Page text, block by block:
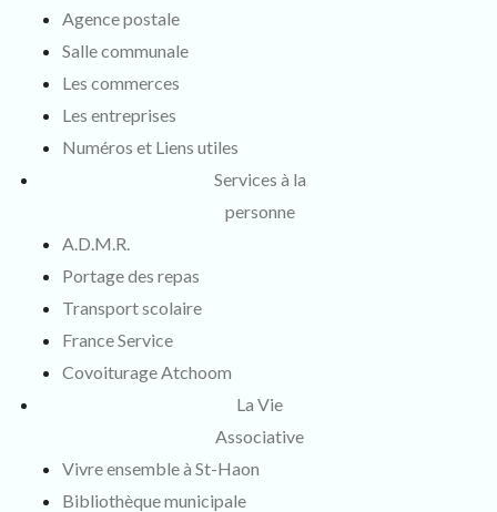
Agence postale
Salle communale
Les commerces
Les entreprises
Numéros et Liens utiles
Services à la
personne
A.D.M.R.
Portage des repas
Transport scolaire
France Service
Covoiturage Atchoom
La Vie
Associative
Vivre ensemble à St-Haon
Bibliothèque municipale